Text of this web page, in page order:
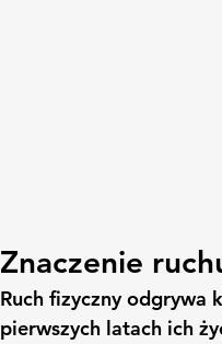
Znaczenie
Ruch fizyczny odgrywa
pierwszych latach ich